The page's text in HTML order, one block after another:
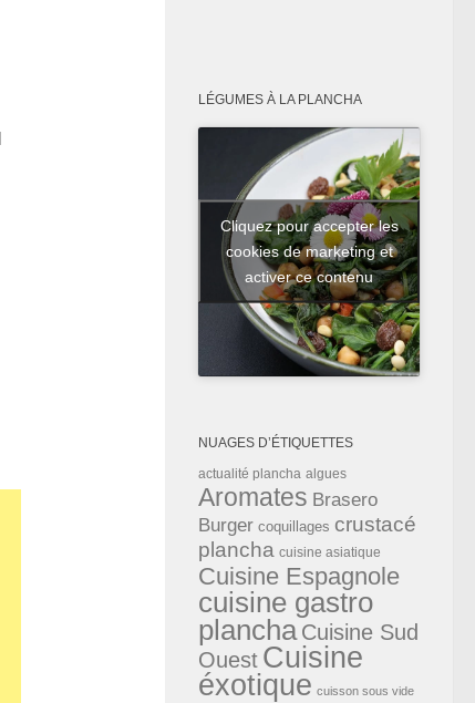
LÉGUMES À LA PLANCHA
Cliquez pour accepter les
cookies de marketing et
activer ce contenu
NUAGES D’ÉTIQUETTES
actualité plancha algues
Aromates Brasero
Burger coquillages crustacé
plancha cuisine asiatique
Cuisine Espagnole
cuisine gastro
plancha Cuisine Sud
Ouest Cuisine
éxotique cuisson sous vide